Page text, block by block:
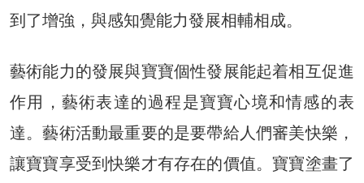
到了增強，與感知覺能力發展相輔相成。
藝術能力的發展與寶寶個性發展能起着相互促進
作用，藝術表達的過程是寶寶心境和情感的表
達。藝術活動最重要的是要帶給人們審美快樂，
讓寶寶享受到快樂才有存在的價值。寶寶塗畫了